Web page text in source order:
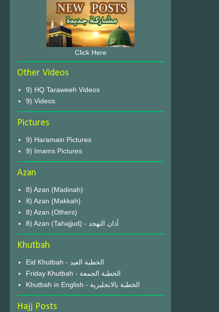
Click Here
Other Videos
9) HQ Taraweeh Videos
9) Videos
Pictures
9) Haramain Pictures
9) Imams Pictures
Azan
8) Azan (Madinah)
8) Azan (Makkah)
8) Azan (Others)
8) Azan (Tahajjud) - أذان التهجد
Khutbah
Eid Khutbah - الخطبة العيد
Friday Khutbah - الخطبة الجمعة
Khutbah in English - الخطبة بالانجليزية
Hajj Posts